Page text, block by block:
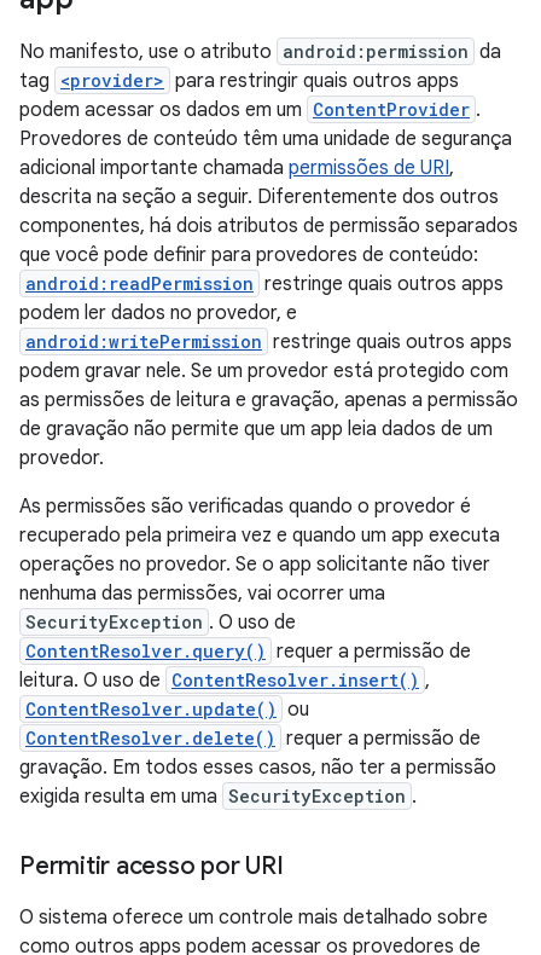
No manifesto, use o atributo android:permission da
tag <provider> para restringir quais outros apps
podem acessar os dados em um ContentProvider .
Provedores de conteúdo têm uma unidade de segurança
adicional importante chamada permissões de URI,
descrita na seção a seguir. Diferentemente dos outros
componentes, há dois atributos de permissão separados
que você pode definir para provedores de conteúdo:
android:readPermission restringe quais outros apps
podem ler dados no provedor, e
android:writePermission restringe quais outros apps
podem gravar nele. Se um provedor está protegido com
as permissões de leitura e gravação, apenas a permissão
de gravação não permite que um app leia dados de um
provedor.
As permissões são verificadas quando o provedor é
recuperado pela primeira vez e quando um app executa
operações no provedor. Se o app solicitante não tiver
nenhuma das permissões, vai ocorrer uma
SecurityException . O uso de
ContentResolver.query() requer a permissão de
leitura. O uso de ContentResolver.insert() ,
ContentResolver.update() ou
ContentResolver.delete() requer a permissão de
gravação. Em todos esses casos, não ter a permissão
exigida resulta em uma SecurityException .
Permitir acesso por URI
O sistema oferece um controle mais detalhado sobre
como outros apps podem acessar os provedores de